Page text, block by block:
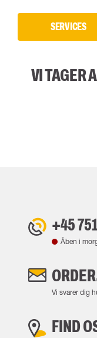
SERVICES
VI TAGER
+45
Åben i
Vi svarer dig
FIND